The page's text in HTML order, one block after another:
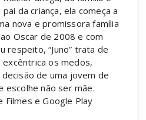
da criança, ela começa a
nova e promissora família
Oscar de 2008 e com
respeito, “Juno” trata de
os medos,
de uma jovem de
escolhe não ser mãe.
Filmes e Google Play